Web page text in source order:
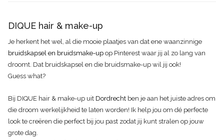
DIQUE hair & make-up
Je herkent het wel, al die mooie plaatjes van dat ene waanzinnige
bruidskapsel en bruidsmake-up op Pinterest waar jij al zo lang van
droomt. Dat bruidskapsel en die bruidsmake-up wil jij ook!
Guess what?
Bij DIQUE hair & make-up uit Dordrecht ben je aan het juiste adres om
die droom werkelijkheid te laten worden! Ik help jou om dé perfecte
look te creëren die perfect bij jou past zodat jij kunt stralen op jouw
grote dag.